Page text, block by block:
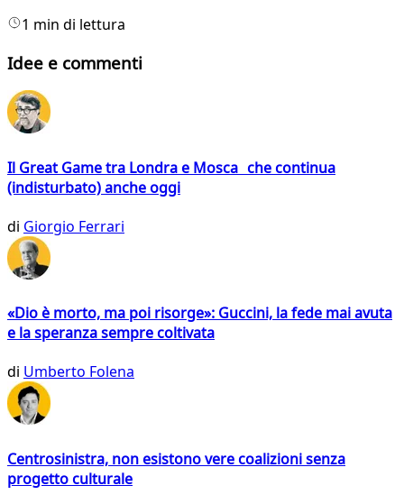
1 min di lettura
Idee e commenti
Il Great Game tra Londra e Mosca che continua
(indisturbato) anche oggi
di Giorgio Ferrari
«Dio è morto, ma poi risorge»: Guccini, la fede mai avuta
e la speranza sempre coltivata
di Umberto Folena
Centrosinistra, non esistono vere coalizioni senza
progetto culturale